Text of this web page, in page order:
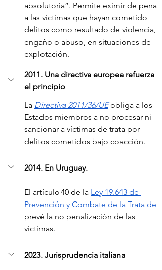
absolutoria”. Permite eximir de pena
a las víctimas que hayan cometido
delitos como resultado de violencia,
engaño o abuso, en situaciones de
explotación.
2011. Una directiva europea refuerza
el principio
La Directiva 2011/36/UE obliga a los
Estados miembros a no procesar ni
sancionar a víctimas de trata por
delitos cometidos bajo coacción.
2014. En Uruguay.
El artículo 40 de la Ley 19.643 de
Prevención y Combate de la Trata de
prevé la no penalización de las
víctimas.
2023. Jurisprudencia italiana